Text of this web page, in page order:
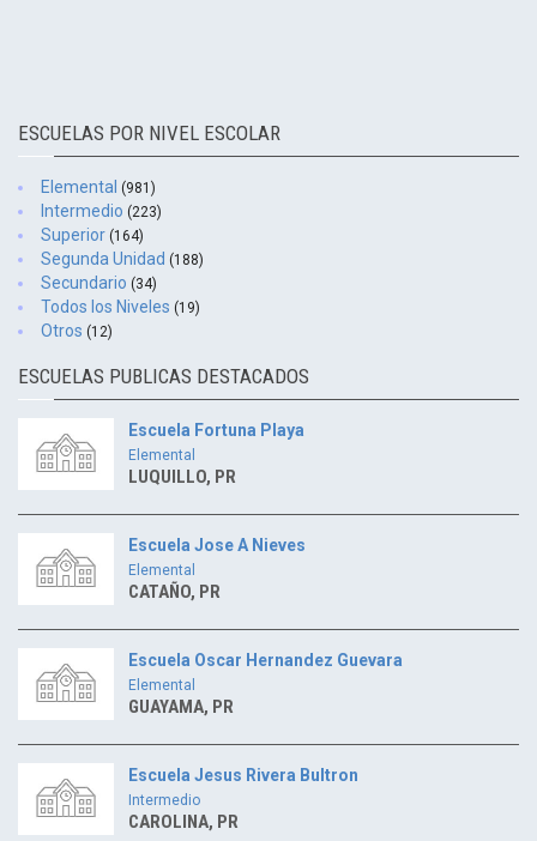
ESCUELAS POR NIVEL ESCOLAR
Elemental (981)
Intermedio (223)
Superior (164)
Segunda Unidad (188)
Secundario (34)
Todos los Niveles (19)
Otros (12)
ESCUELAS PUBLICAS DESTACADOS
Escuela Fortuna Playa
Elemental
LUQUILLO, PR
Escuela Jose A Nieves
Elemental
CATAÑO, PR
Escuela Oscar Hernandez Guevara
Elemental
GUAYAMA, PR
Escuela Jesus Rivera Bultron
Intermedio
CAROLINA, PR